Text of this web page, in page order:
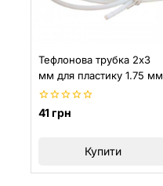
Тефлонова трубка 2х3
мм для пластику 1.75 мм
0
41грн
Купити